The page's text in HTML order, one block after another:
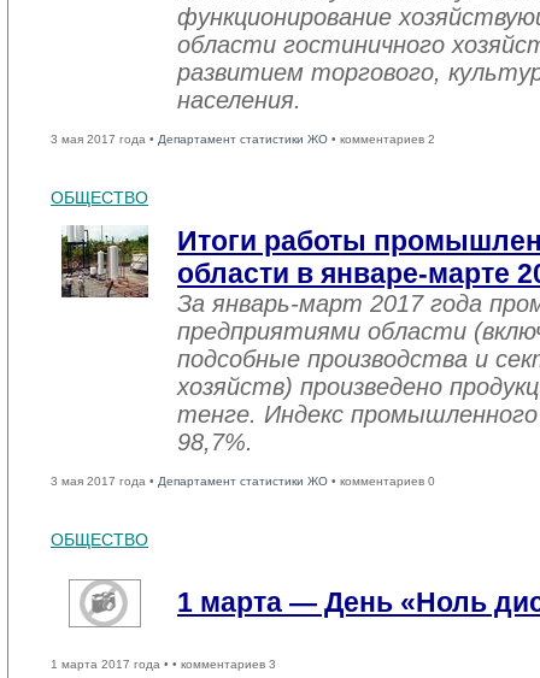
функционирование
области гостиничного
развитием торгового,
населения.
3 мая 2017 года • Департамент статистики ЖО • комментариев 2
ОБЩЕСТВО
Итоги работы
области в январе-марте
За январь-март 2017 года
предприятиями области
подсобные производства и
хозяйств) произведено
тенге. Индекс
98,7%.
3 мая 2017 года • Департамент статистики ЖО • комментариев 0
ОБЩЕСТВО
1 марта — День «Ноль
1 марта 2017 года • • комментариев 3